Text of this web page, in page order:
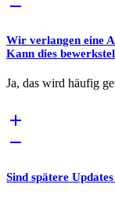
Wir verlangen eine
Kann dies
Ja, das wird häufig
Sind spätere